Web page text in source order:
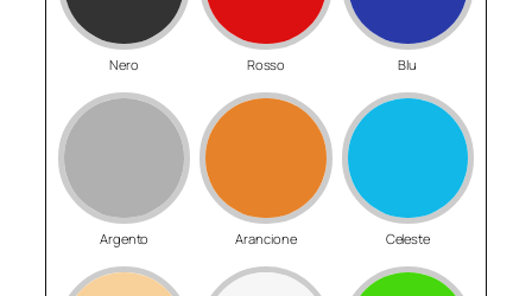
Nero Rosso Blu
Argento Arancione Celeste